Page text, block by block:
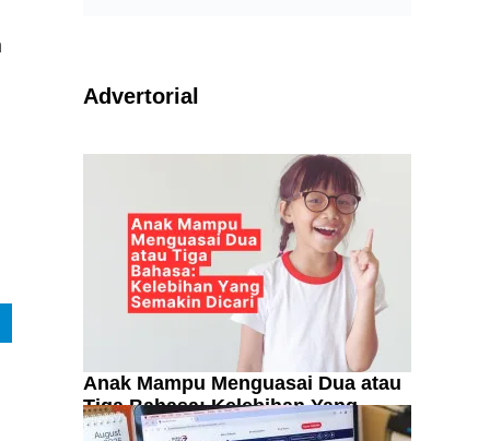
Advertorial
Anak Mampu Menguasai Dua atau
Tiga Bahasa: Kelebihan Yang
Semakin Dicari